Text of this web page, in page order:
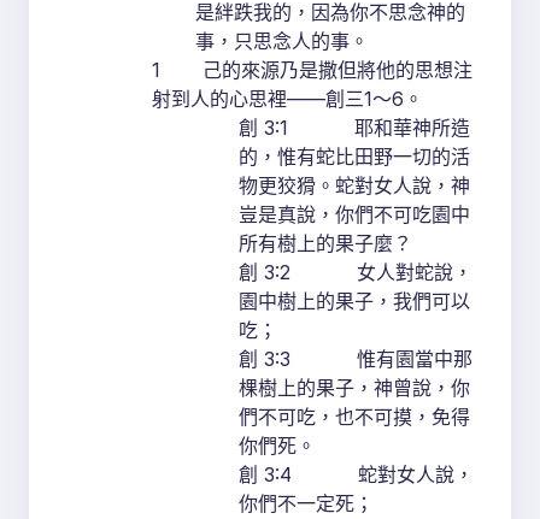
是絆跌我的，因為你不思念神的
事，只思念人的事。
1 己的來源乃是撒但將他的思想注
射到人的心思裡——創三1～6。
創 3:1 耶和華神所造
的，惟有蛇比田野一切的活
物更狡猾。蛇對女人說，神
豈是真說，你們不可吃園中
所有樹上的果子麼？
創 3:2 女人對蛇說，
園中樹上的果子，我們可以
吃；
創 3:3 惟有園當中那
棵樹上的果子，神曾說，你
們不可吃，也不可摸，免得
你們死。
創 3:4 蛇對女人說，
你們不一定死；